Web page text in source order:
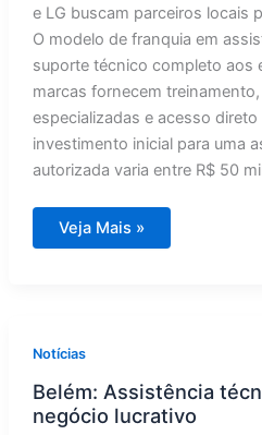
e LG buscam parceiros locais
O modelo de franquia em
suporte técnico completo aos
marcas fornecem
especializadas e acesso
investimento inicial para uma
autorizada varia entre R$ 50
Assistência
técnica
Veja Mais »
Notícias
Belém: Assistência
negócio lucrativo